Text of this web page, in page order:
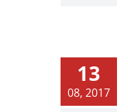
13
08, 2017